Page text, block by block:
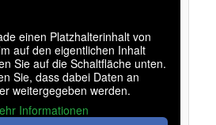
einen Platzhalterinhalt von
auf den eigentlichen Inhalt
Sie auf die Schaltfläche unten.
Sie, dass dabei Daten an
weitergegeben werden.
Informationen